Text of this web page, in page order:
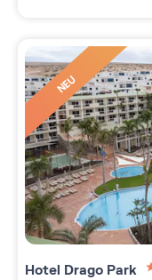
NEU
Hotel Drago Park